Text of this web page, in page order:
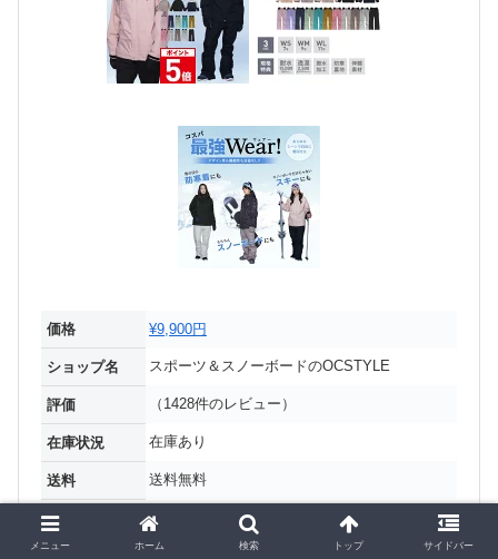
価格 ¥9,900円
ショップ名 スポーツ＆スノーボードのOCSTYLE
評価 （1428件のレビュー）
在庫状況 在庫あり
送料 送料無料
商品説明を表示▼/▲折りたたむ
メニュー ホーム 検索 トップ サイドバー